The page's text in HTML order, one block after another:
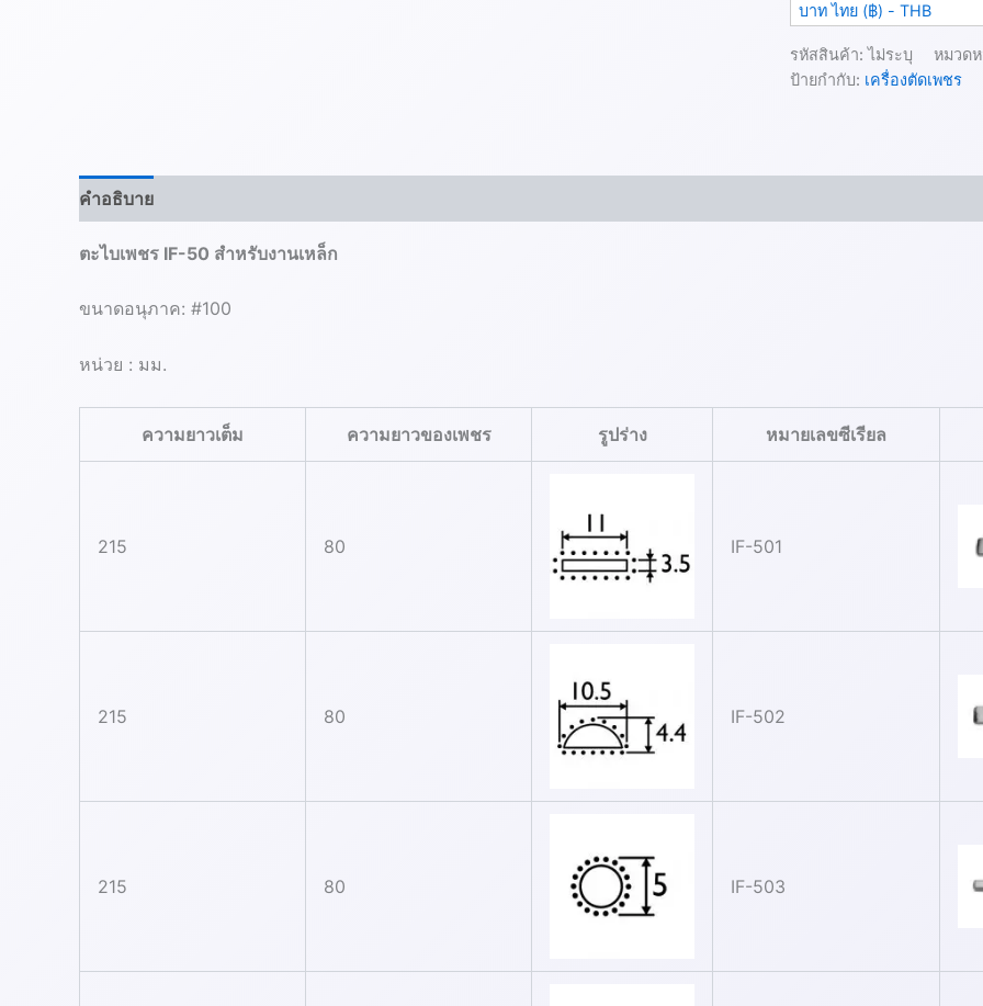
บาท ไทย (฿) - THB
รหัสสินค้า:ไม่ระบุ
หมวด
ป้ายกำกับ: เครื่องตัดเพชร
คำอธิบาย
ตะไบเพชร IF-50 สำหรับงานเหล็ก
ขนาดอนุภาค: #100
หน่วย : มม.
ความยาวเต็ม ความยาวของเพชร รูปร่าง หมายเลขซีเรียล
215 80 IF-501
215 80 IF-502
215 80 IF-503